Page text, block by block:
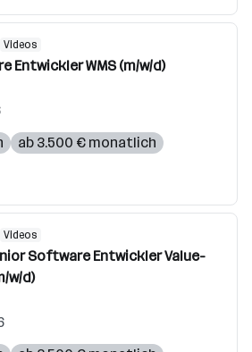
Videos
Entwickler WMS (m/w/d)
ab 3.500 € monatlich
Videos
Software Entwickler Value-
w/d)